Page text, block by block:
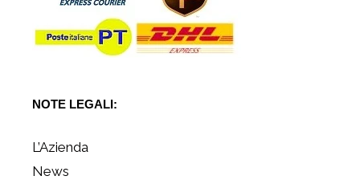
NOTE LEGALI:
L’Azienda
News